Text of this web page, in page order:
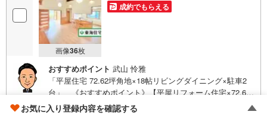
画像36枚
成約でもらえる
おすすめポイント 武山 怜雅
「平屋住宅 72.62坪角地×18帖リビングダイニング×駐車2
台」 《おすすめポイント》【平屋リフォーム住宅×72.62
坪角地】岩切駅徒歩15分の閑静な住宅地に、内外装リフォ
ーム済みの平屋住宅が登場しました。約18帖のリビングは
お気に入り登録内容を確認する